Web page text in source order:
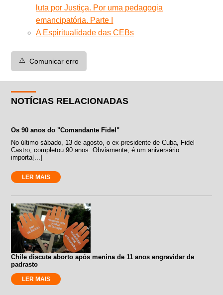
luta por Justiça. Por uma pedagogia
emancipatória. Parte I
A Espiritualidade das CEBs
⚠️ Comunicar erro
NOTÍCIAS RELACIONADAS
Os 90 anos do "Comandante Fidel"
No último sábado, 13 de agosto, o ex-presidente de Cuba, Fidel
Castro, completou 90 anos. Obviamente, é um aniversário
importa[...]
LER MAIS
Chile discute aborto após menina de 11 anos engravidar de
padrasto
LER MAIS